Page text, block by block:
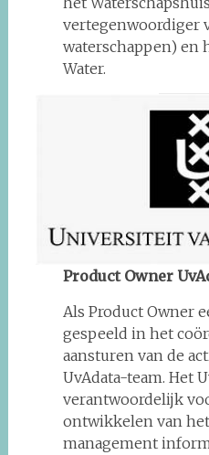
vertegenwoordiger
waterschappen) en
Water.
Product Owner
Als Product Owner
gespeeld in het
aansturen van de
UvAdata-team. Het
verantwoordelijk
ontwikkelen van
management